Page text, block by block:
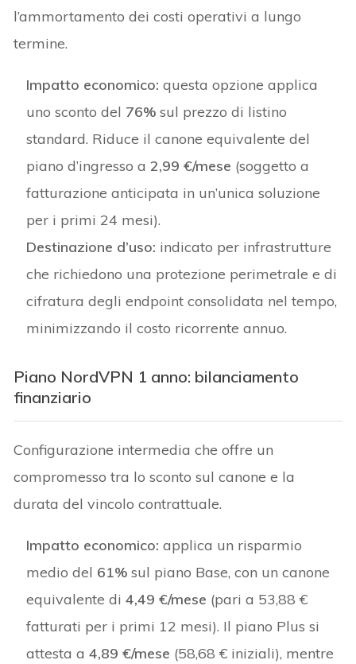
l’ammortamento dei costi operativi a lungo
termine.
Impatto economico: questa opzione applica
uno sconto del 76% sul prezzo di listino
standard. Riduce il canone equivalente del
piano d’ingresso a2,99 €/mese (soggetto a
fatturazione anticipata in un’unica soluzione
per i primi 24 mesi).
Destinazione d’uso: indicato per infrastrutture
che richiedono una protezione perimetrale e di
cifratura degli endpoint consolidata nel tempo,
minimizzando il costo ricorrente annuo.
Piano NordVPN 1 anno: bilanciamento
finanziario
Configurazione intermedia che offre un
compromesso tra lo sconto sul canone e la
durata del vincolo contrattuale.
Impatto economico: applica un risparmio
medio del 61% sul piano Base, con un canone
equivalente di4,49 €/mese (pari a 53,88 €
fatturati per i primi 12 mesi). Il piano Plus si
attesta a4,89 €/mese (58,68 € iniziali), mentre